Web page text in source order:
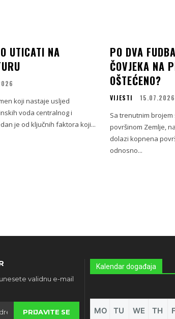
UTICATI NA
koji nastaje usljed
voda centralnog i
je od ključnih faktora koji...
PO DVA
ČOVJEKA NA
OŠTEĆENO?
VIJESTI 15.07.2026
Sa trenutnim
površinom Zemlje,
dolazi kopnena
odnosno...
validnu e-mail
PRIJAVITE SE
Kalendar događaja
MO TU WE TH